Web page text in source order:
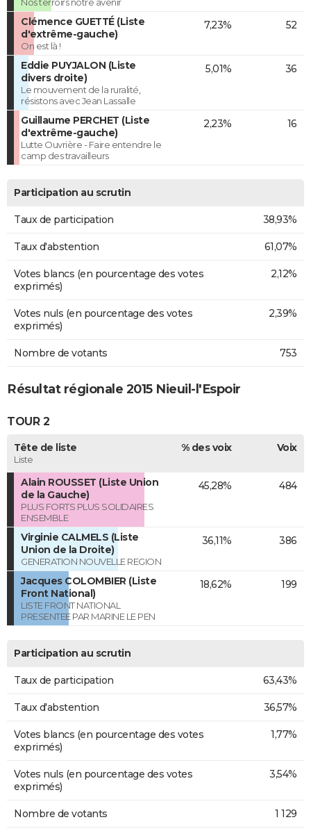
Clémence GUETTÉ (Liste
d'extrême-gauche)
On est là !
7,23% 52
Eddie PUYJALON (Liste
divers droite)
Le mouvement de la ruralité,
résistons avec Jean Lassalle
5,01% 36
Guillaume PERCHET (Liste
d'extrême-gauche)
Lutte Ouvrière - Faire entendre le
camp des travailleurs
2,23% 16
Participation au scrutin
Taux de participation 38,93%
Taux d'abstention 61,07%
Votes blancs (en pourcentage des votes
exprimés)
2,12%
Votes nuls (en pourcentage des votes
exprimés)
2,39%
Nombre de votants 753
Résultat régionale 2015 Nieuil-l'Espoir
TOUR 2
Tête de liste
Liste
% des voix Voix
Alain ROUSSET (Liste Union
de la Gauche)
PLUS FORTS PLUS SOLIDAIRES
ENSEMBLE
45,28% 484
Virginie CALMELS (Liste
Union de la Droite)
GENERATION NOUVELLE REGION
36,11% 386
Jacques COLOMBIER (Liste
Front National)
LISTE FRONT NATIONAL
PRESENTEE PAR MARINE LE PEN
18,62% 199
Participation au scrutin
Taux de participation 63,43%
Taux d'abstention 36,57%
Votes blancs (en pourcentage des votes
exprimés)
1,77%
Votes nuls (en pourcentage des votes
exprimés)
3,54%
Nombre de votants 1 129